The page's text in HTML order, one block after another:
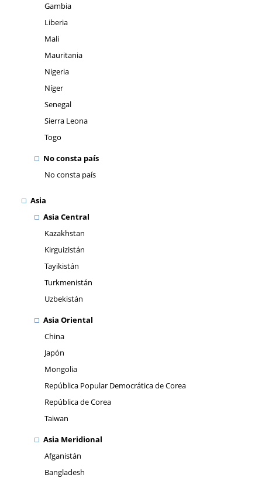
Gambia
Liberia
Mali
Mauritania
Nigeria
Níger
Senegal
Sierra Leona
Togo
No consta país
No consta país
Asia
Asia Central
Kazakhstan
Kirguizistán
Tayikistán
Turkmenistán
Uzbekistán
Asia Oriental
China
Japón
Mongolia
República Popular Democrática de Corea
República de Corea
Taiwan
Asia Meridional
Afganistán
Bangladesh